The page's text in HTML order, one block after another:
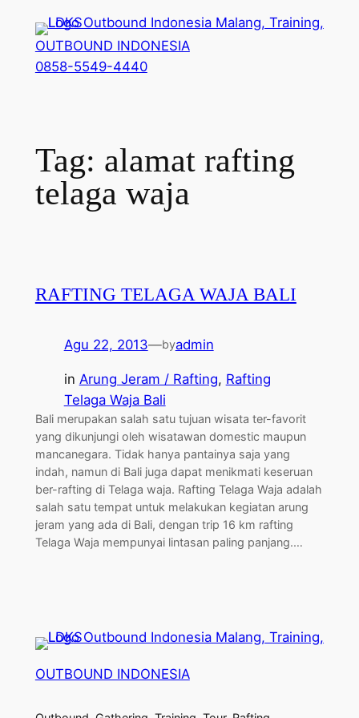
konten
OUTBOUND INDONESIA
0858-5549-4440
Tag: alamat rafting
telaga waja
RAFTING TELAGA WAJA BALI
Agu 22, 2013—byadmin
in Arung Jeram / Rafting, Rafting
Telaga Waja Bali
Bali merupakan salah satu tujuan wisata ter-favorit
yang dikunjungi oleh wisatawan domestic maupun
mancanegara. Tidak hanya pantainya saja yang
indah, namun di Bali juga dapat menikmati keseruan
ber-rafting di Telaga waja. Rafting Telaga Waja adalah
salah satu tempat untuk melakukan kegiatan arung
jeram yang ada di Bali, dengan trip 16 km rafting
Telaga Waja mempunyai lintasan paling panjang.…
OUTBOUND INDONESIA